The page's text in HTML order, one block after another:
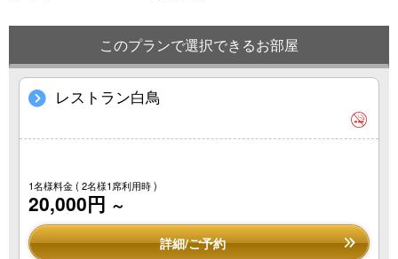
このプランで選択できるお部屋
レストラン白鳥
1名様料金( 2名様1席利用時 )
20,000円 ～
詳細/ご予約